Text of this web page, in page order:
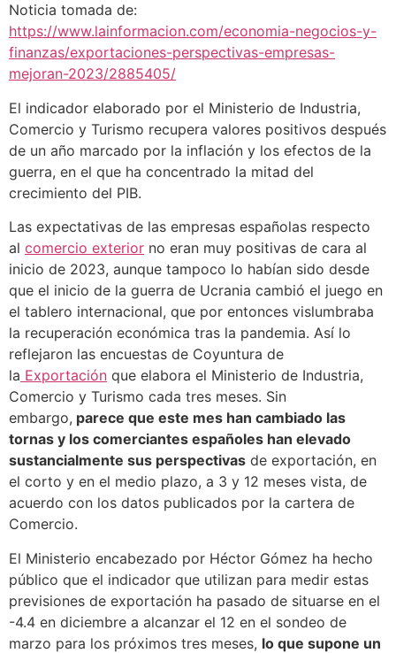
Noticia tomada de:
https://www.lainformacion.com/economia-negocios-y-
finanzas/exportaciones-perspectivas-empresas-
mejoran-2023/2885405/
El indicador elaborado por el Ministerio de Industria,
Comercio y Turismo recupera valores positivos después
de un año marcado por la inflación y los efectos de la
guerra, en el que ha concentrado la mitad del
crecimiento del PIB.
Las expectativas de las empresas españolas respecto
al comercio exterior no eran muy positivas de cara al
inicio de 2023, aunque tampoco lo habían sido desde
que el inicio de la guerra de Ucrania cambió el juego en
el tablero internacional, que por entonces vislumbraba
la recuperación económica tras la pandemia. Así lo
reflejaron las encuestas de Coyuntura de
la Exportación que elabora el Ministerio de Industria,
Comercio y Turismo cada tres meses. Sin
embargo, parece que este mes han cambiado las
tornas y los comerciantes españoles han elevado
sustancialmente sus perspectivas de exportación, en
el corto y en el medio plazo, a 3 y 12 meses vista, de
acuerdo con los datos publicados por la cartera de
Comercio.
El Ministerio encabezado por Héctor Gómez ha hecho
público que el indicador que utilizan para medir estas
previsiones de exportación ha pasado de situarse en el
-4.4 en diciembre a alcanzar el 12 en el sondeo de
marzo para los próximos tres meses, lo que supone un